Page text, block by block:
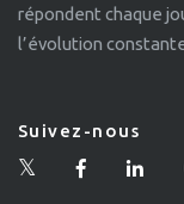
répondent chaque
l’évolution
Suivez-nous